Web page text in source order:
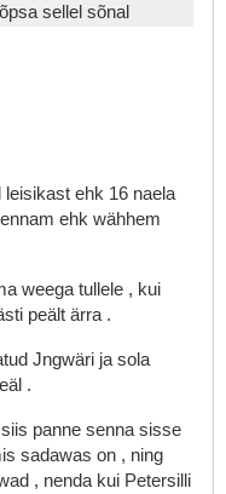
sellel sõnal
leisikast ehk 16 naela
ennam ehk wähhem
weega tullele , kui
peält ärra .
Jngwäri ja sola
.
siis panne senna sisse
sadawas on , ning
, nenda kui Petersilli